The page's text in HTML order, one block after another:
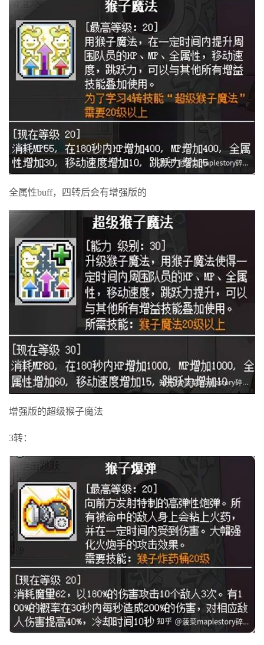
全属性buff，四转后会有增强版的
增强版的超级猴子魔法
3转：